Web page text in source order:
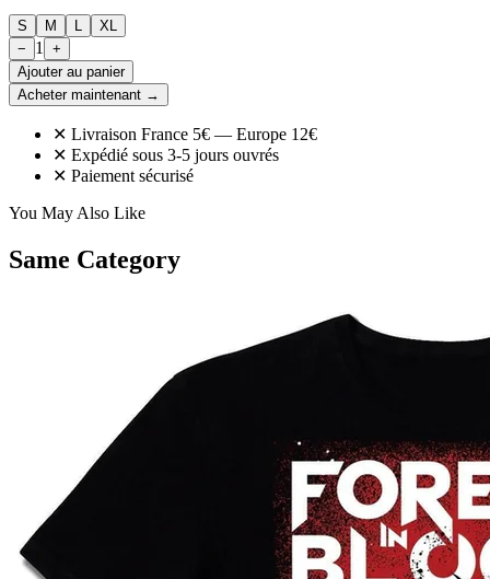
S M
XL
−
1
+
Ajouter au panier
Acheter maintenant →
✕ Livraison France 5€ — Europe 12€
✕ Expédié sous 3-5 jours ouvrés
✕ Paiement sécurisé
You May Also Like
Same Category